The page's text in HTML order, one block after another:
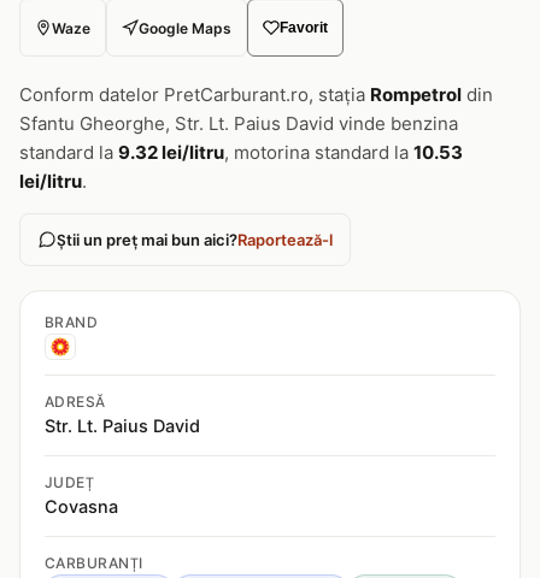
Waze Google Maps Favorit
Conform datelor PretCarburant.ro, stația Rompetrol din
Sfantu Gheorghe, Str. Lt. Paius David vinde benzina
standard la 9.32 lei/litru, motorina standard la 10.53
lei/litru.
Știi un preț mai bun aici?Raportează-l
BRAND
ADRESĂ
Str. Lt. Paius David
JUDEȚ
Covasna
CARBURANȚI